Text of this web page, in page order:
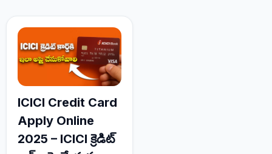
ICICI Credit Card
Apply Online
2025 – ICICI క్రెడిట్